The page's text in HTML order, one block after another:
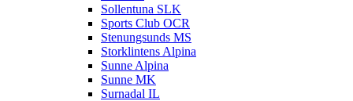
Sollentuna SLK
Sports Club OCR
Stenungsunds MS
Storklintens Alpina
Sunne Alpina
Sunne MK
Surnadal IL